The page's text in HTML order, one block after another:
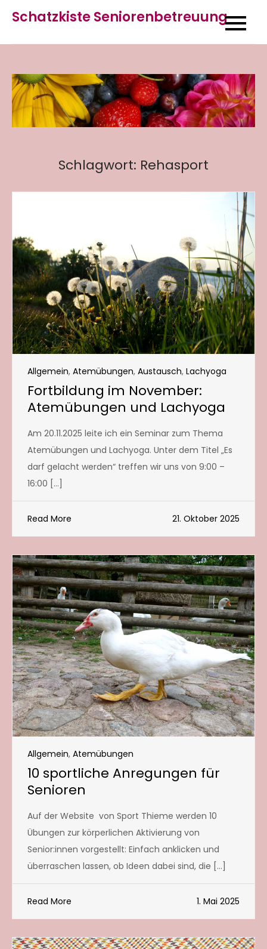
content
Schatzkiste Seniorenbetreuung
Schlagwort: Rehasport
Allgemein, Atemübungen, Austausch, Lachyoga
Fortbildung im November:
Atemübungen und Lachyoga
Am 20.11.2025 leite ich ein Seminar zum Thema
Atemübungen und Lachyoga. Unter dem Titel „Es
darf gelacht werden“ treffen wir uns von 9:00 –
16:00 […]
Read More 21. Oktober 2025
Allgemein, Atemübungen
10 sportliche Anregungen für
Senioren
Auf der Website von Sport Thieme werden 10
Übungen zur körperlichen Aktivierung von
Senior:innen vorgestellt: Einfach anklicken und
überraschen lassen, ob Ideen dabei sind, die […]
Read More 1. Mai 2025